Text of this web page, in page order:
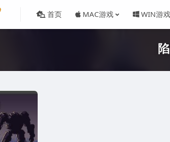
首页 MAC游戏 WIN游戏